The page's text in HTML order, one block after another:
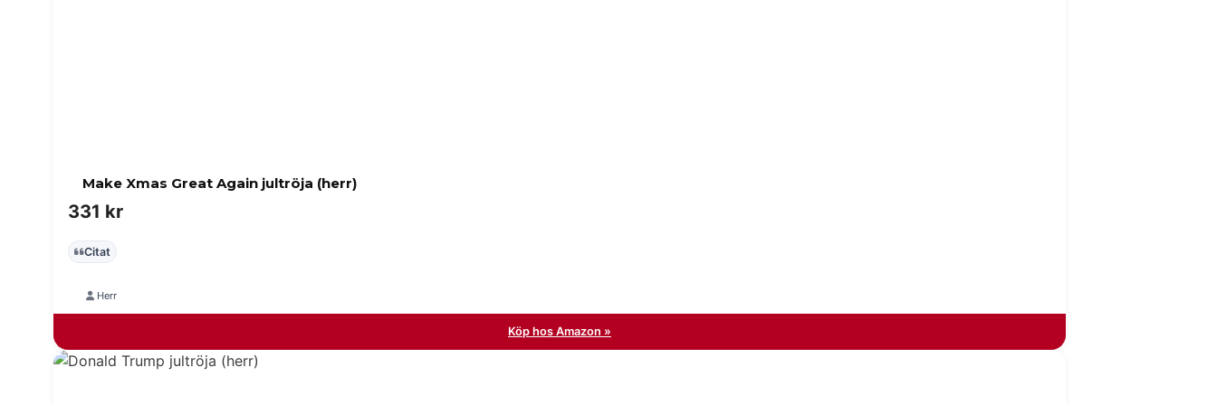
Make Xmas Great Again jultröja (herr)
331 kr
Citat
Herr
Köp hos Amazon »